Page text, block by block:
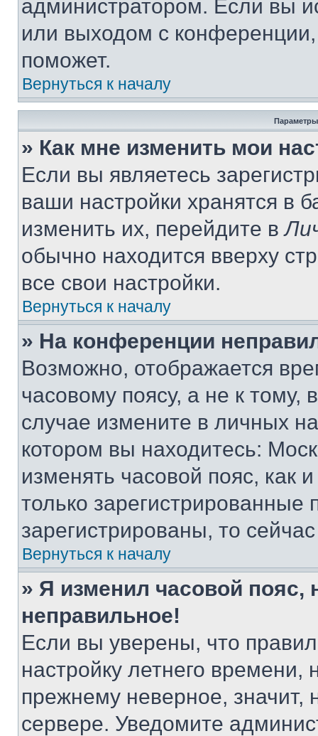
администратором. Если вы
или выходом с
поможет.
Вернуться к началу
Параметры
» Как мне изменить мои
Если вы являетесь
ваши настройки хранятся в
изменить их, перейдите в
обычно находится вверху
все свои настройки.
Вернуться к началу
» На конференции
Возможно, отображается
часовому поясу, а не к тому,
случае измените в личных
котором вы находитесь:
изменять часовой пояс, как
только
зарегистрированы, то
Вернуться к началу
» Я изменил часовой пояс,
неправильное!
Если вы уверены, что
настройку летнего
прежнему неверное, значит,
сервере. Уведомите